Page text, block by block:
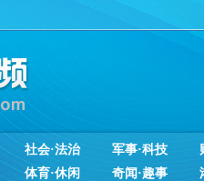
社会·法治 军事·科技
体育·休闲 奇闻·趣事